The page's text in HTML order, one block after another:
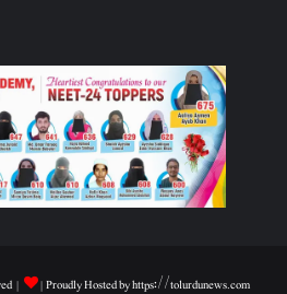
| | Proudly Hosted byhttps://tolurdunews.com/